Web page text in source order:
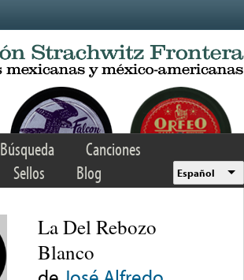
Búsqueda
Canciones
Sellos Blog Español
La Del Rebozo
Blanco